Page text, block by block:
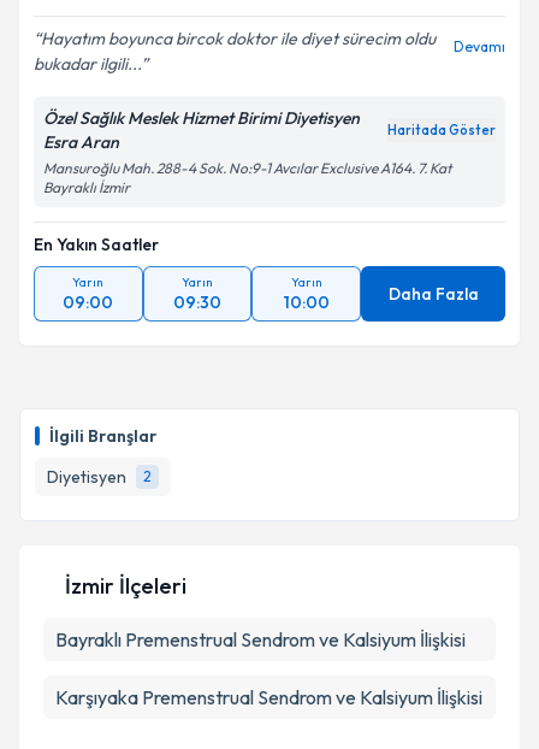
İlgili Branşlar
Diyetisyen
2
Hayatım boyunca bircok doktor ile diyet sürecim oldu
bukadar ilgili...
Devamı
Özel Sağlık Meslek Hizmet Birimi Diyetisyen
Esra Aran
Haritada Göster
Mansuroğlu Mah. 288-4 Sok. No:9-1 Avcılar Exclusive A164. 7. Kat
Bayraklı İzmir
En Yakın Saatler
Yarın
09:00
Yarın
09:30
Yarın
10:00 Daha Fazla
İzmir İlçeleri
Bayraklı Premenstrual Sendrom ve Kalsiyum İlişkisi
Karşıyaka Premenstrual Sendrom ve Kalsiyum İlişkisi